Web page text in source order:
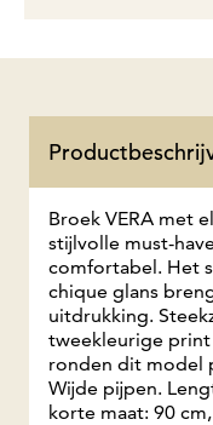
Broek VERA met
stijlvolle must-
comfortabel. Het
chique glans
uitdrukking.
tweekleurige
ronden dit model
Wijde pijpen.
korte maat: 90